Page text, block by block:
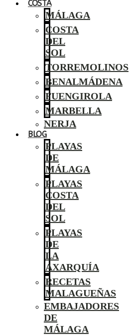
COSTA
MÁLAGA
COSTA
DEL
SOL
TORREMOLINOS
BENALMÁDENA
FUENGIROLA
MARBELLA
NERJA
BLOG
PLAYAS
DE
MÁLAGA
PLAYAS
COSTA
DEL
SOL
PLAYAS
DE
LA
AXARQUÍA
RECETAS
MALAGUEÑAS
EMBAJADORES
DE
MÁLAGA